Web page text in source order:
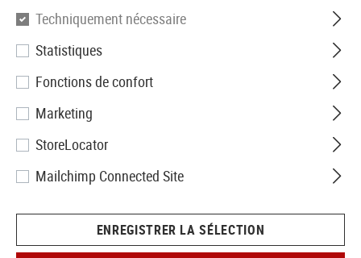
Magazin Cx4 Storm
Techniquement nécessaire
Statistiques
Fonctions de confort
Marketing
StoreLocator
Mailchimp Connected Site
ENREGISTRER LA SÉLECTION